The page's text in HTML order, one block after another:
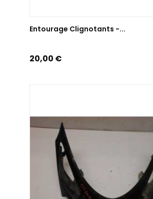
Entourage Clignotants -...
Prix
20,00 €